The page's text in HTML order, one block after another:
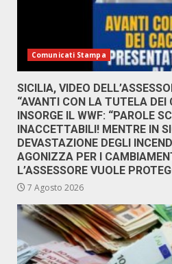
Comunicati Stampa
SICILIA, VIDEO
“AVANTI CON LA TUTELA DEI
INSORGE IL WWF: “PAROLE
INACCETTABILI! MENTRE IN
DEVASTAZIONE DEGLI
AGONIZZA PER I
L’ASSESSORE VUOLE
7 Agosto 2026